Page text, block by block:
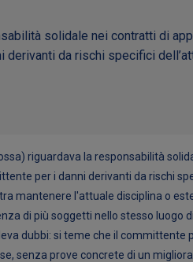
solidale nei contratti di
da rischi specifici
riguardava la responsabilità
per i danni derivanti da rischi
mantenere l'attuale disciplina o
di più soggetti nello stesso luogo
dubbi: si teme che il
senza prove concrete di un